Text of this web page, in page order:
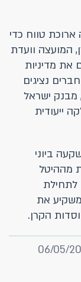
טווח כדי
המועצה וועדת
2022, מתווים את מדיניות
נציגים
מבנק ישראל
ייעודית
ביוני
מההיטל
לתחילת
את
הקרן.